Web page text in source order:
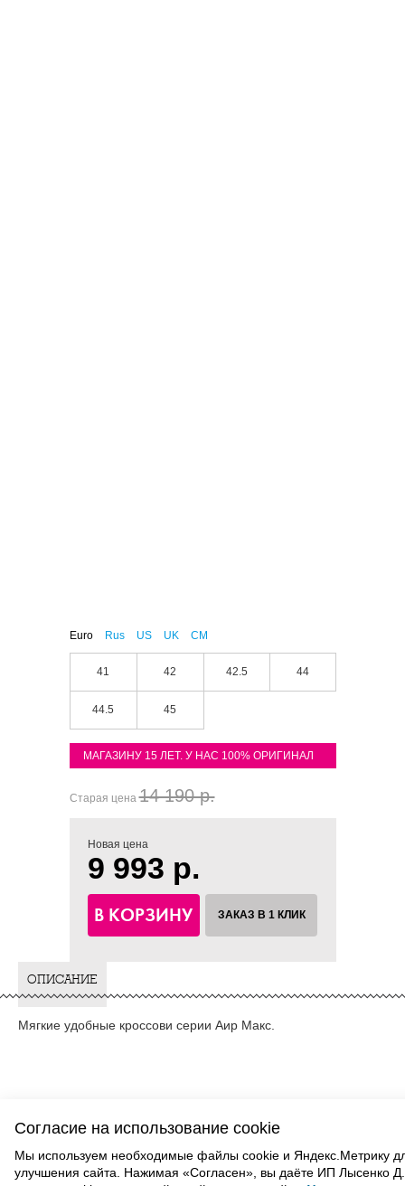
Euro Rus US UK CM
41 42 42.5 44
44.5 45
МАГАЗИНУ 15 ЛЕТ. У НАС 100% ОРИГИНАЛ
Старая цена14 190 р.
Новая цена
9 993 р.
В КОРЗИНУ ЗАКАЗ В 1 КЛИК
ОПИСАНИЕ
Мягкие удобные кроссови серии Аир Макс.
Согласие на использование cookie
Мы используем необходимые файлы cookie и Яндекс.Метрику
улучшения сайта. Нажимая «Согласен», вы даёте ИП Лысенко